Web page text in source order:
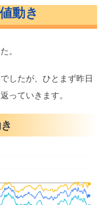
き
プ
マンス
析
上最高のデビュー
トップランク
について
動き
。
したが、ひとまず昨日
っていきます。